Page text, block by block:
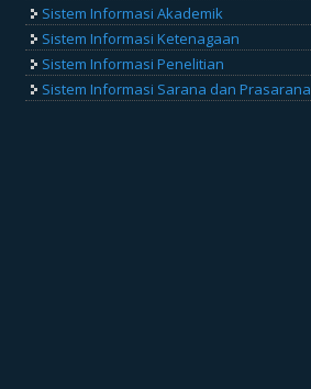
Sistem Informasi Akademik
Sistem Informasi Ketenagaan
Sistem Informasi Penelitian
Sistem Informasi Sarana dan Prasarana